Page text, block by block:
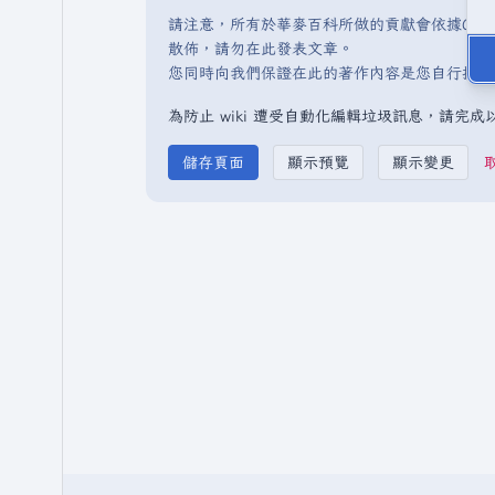
請注意，所有於華麥百科所做的貢獻會依據
散佈，請勿在此發表文章。
您同時向我們保證在此的著作內容是您自行撰
為防止 wiki 遭受自動化編輯垃圾訊息，請完成